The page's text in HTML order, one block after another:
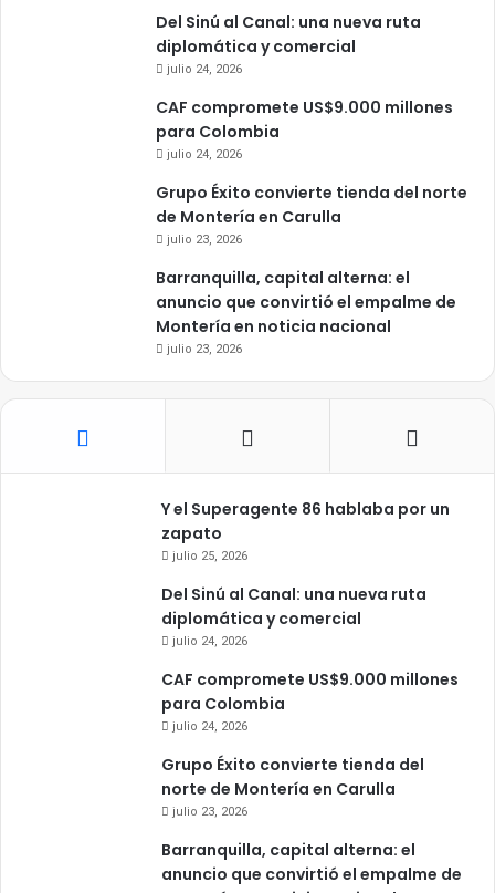
Del Sinú al Canal: una nueva ruta
diplomática y comercial
julio 24, 2026
CAF compromete US$9.000 millones
para Colombia
julio 24, 2026
Grupo Éxito convierte tienda del norte
de Montería en Carulla
julio 23, 2026
Barranquilla, capital alterna: el
anuncio que convirtió el empalme de
Montería en noticia nacional
julio 23, 2026
Y el Superagente 86 hablaba por un
zapato
julio 25, 2026
Del Sinú al Canal: una nueva ruta
diplomática y comercial
julio 24, 2026
CAF compromete US$9.000 millones
para Colombia
julio 24, 2026
Grupo Éxito convierte tienda del
norte de Montería en Carulla
julio 23, 2026
Barranquilla, capital alterna: el
anuncio que convirtió el empalme de